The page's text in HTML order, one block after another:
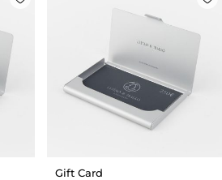
Gift Card